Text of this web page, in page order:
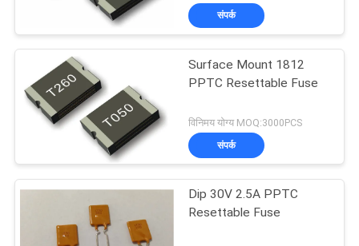
पीटीसी थर्मामीटर
पीपीटीसी रिसेट योग्य फ्यूज
संपर्क
Surface Mount 1812
PPTC Resettable Fuse
विनिमय योग्य MOQ:3000PCS
संपर्क
Dip 30V 2.5A PPTC
Resettable Fuse